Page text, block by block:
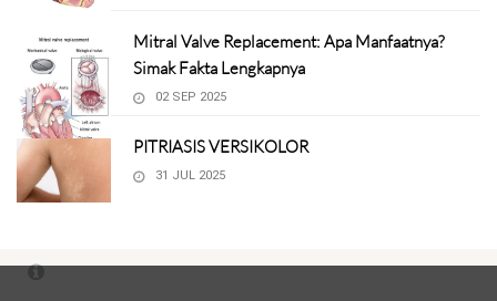
Mitral Valve Replacement: Apa Manfaatnya?
Simak Fakta Lengkapnya
02 SEP 2025
PITRIASIS VERSIKOLOR
31 JUL 2025